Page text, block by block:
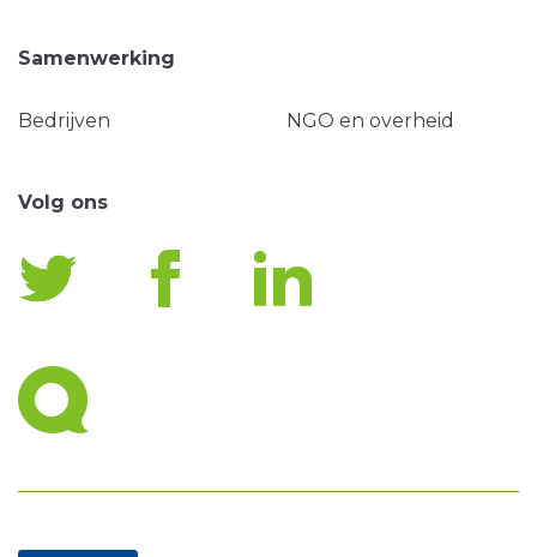
Samenwerking
Bedrijven NGO en overheid
Volg ons